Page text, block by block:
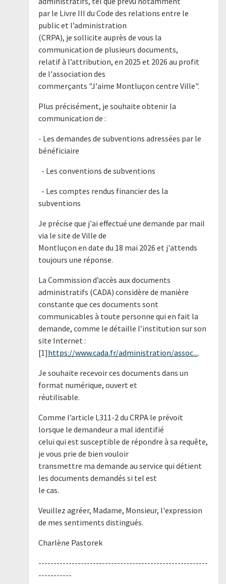
par le Livre III du Code des relations entre le
public et l’administration
(CRPA), je sollicite auprès de vous la
communication de plusieurs documents,
relatif à l’attribution, en 2025 et 2026 au profit
de l'association des
commerçants "J'aime Montluçon centre Ville".
Plus précisément, je souhaite obtenir la
communication de :
- Les demandes de subventions adressées par le
bénéficiaire
- Les conventions de subventions
- Les comptes rendus financier des la
subventions
Je précise que j'ai effectué une demande par mail
via le site de Ville de
Montluçon en date du 18 mai 2026 et j'attends
toujours une réponse.
La Commission d’accès aux documents
administratifs (CADA) considère de manière
constante que ces documents sont
communicables à toute personne qui en fait la
demande, comme le détaille l’institution sur son
site Internet :
[1]https://www.cada.fr/administration/assoc....
Je souhaite recevoir ces documents dans un
format numérique, ouvert et
réutilisable.
Comme l’article L311-2 du CRPA le prévoit
lorsque le demandeur a mal identifié
celui qui est susceptible de répondre à sa requête,
je vous prie de bien vouloir
transmettre ma demande au service qui détient
les documents demandés si tel est
le cas.
Veuillez agréer, Madame, Monsieur, l'expression
de mes sentiments distingués.
Charlène Pastorek
--------------------------------------------------------
-----------